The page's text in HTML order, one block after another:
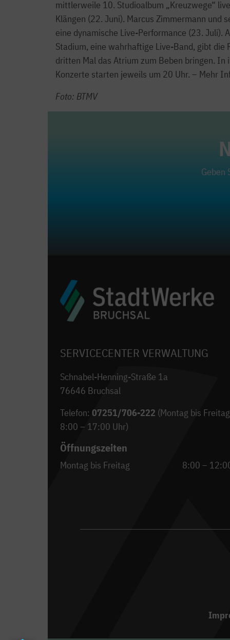
mittlerweile 10. Studioalbum „Kreuzwege“
Klängen (22. Juni). Marcus Zimmermann und
eine dynamische Live-Performance (23. Juli).
Stadium, eine wahrhaftige Live-Band, gibt
dritten Mal das Atrium zum Beben bringen. In
Konzerte starten jeweils um 20 Uhr. – Mehr
Foto: BTMV
Geben
SERVICECENTER VERWALTUNG
Schnabel-Henning-Straße 1a
76646 Bruchsal
Telefon:07251/706-222 (Montag bis
8:00 – 17:00 Uhr)
Öffnungszeiten
Montag bis Freitag 8:00 –